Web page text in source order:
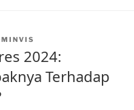
2024:
Terhadap